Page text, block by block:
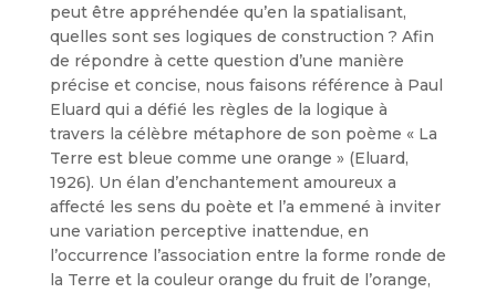
peut être appréhendée qu’en la spatialisant,
quelles sont ses logiques de construction ? Afin
de répondre à cette question d’une manière
précise et concise, nous faisons référence à Paul
Eluard qui a défié les règles de la logique à
travers la célèbre métaphore de son poème « La
Terre est bleue comme une orange » (Eluard,
1926). Un élan d’enchantement amoureux a
affecté les sens du poète et l’a emmené à inviter
une variation perceptive inattendue, en
l’occurrence l’association entre la forme ronde de
la Terre et la couleur orange du fruit de l’orange,